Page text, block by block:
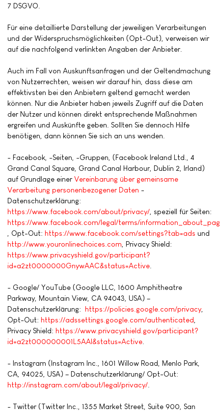
7 DSGVO.
Für eine detaillierte Darstellung der jeweiligen Verarbeitungen
und der Widerspruchsmöglichkeiten (Opt-Out), verweisen wir
auf die nachfolgend verlinkten Angaben der Anbieter.
Auch im Fall von Auskunftsanfragen und der Geltendmachung
von Nutzerrechten, weisen wir darauf hin, dass diese am
effektivsten bei den Anbietern geltend gemacht werden
können. Nur die Anbieter haben jeweils Zugriff auf die Daten
der Nutzer und können direkt entsprechende Maßnahmen
ergreifen und Auskünfte geben. Sollten Sie dennoch Hilfe
benötigen, dann können Sie sich an uns wenden.
- Facebook, -Seiten, -Gruppen, (Facebook Ireland Ltd., 4
Grand Canal Square, Grand Canal Harbour, Dublin 2, Irland)
auf Grundlage einer Vereinbarung über gemeinsame
Verarbeitung personenbezogener Daten -
Datenschutzerklärung:
https://www.facebook.com/about/privacy/ , speziell für Seiten:
https://www.facebook.com/legal/terms/
, Opt-Out: https://www.facebook.com/settings?tab=ads und
http://www.youronlinechoices.com , Privacy Shield:
https://www.privacyshield.gov/participant?
id=a2zt0000000GnywAAC&status=Active
- Google/ YouTube (Google LLC, 1600 Amphitheatre
Parkway, Mountain View, CA 94043, USA) –
Datenschutzerklärung: https://policies.google.com/privacy
Opt-Out: https://adssettings.google.com/authenticated
Privacy Shield: https://www.privacyshield.gov/participant?
id=a2zt000000001L5AAI&status=Active
- Instagram (Instagram Inc., 1601 Willow Road, Menlo Park,
CA, 94025, USA) – Datenschutzerklärung/ Opt-Out:
http://instagram.com/about/legal/privacy/
- Twitter (Twitter Inc., 1355 Market Street, Suite 900, San